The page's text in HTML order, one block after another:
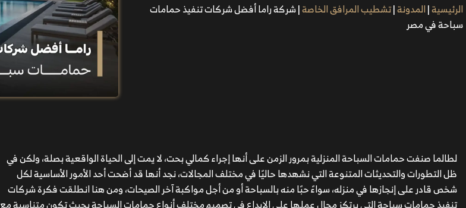
الرئيسية|المدونة|تشطيب المرافق الخاصة|شركة راما أفضل شركات تنفيذ حمامات
سباحة في مصر
لطالما صنفت حمامات السباحة المنزلية بمرور الزمن على أنها إجراء كمالي بحت، لا يمت إلى الحياة الواقعية بصلة، ولكن في
ظل التطورات والتحديثات المتنوعة التي نشهدها حاليًا في مختلف المجالات، نجد أنها قد أضحت أحد الأمور الأساسية لكل
شخص قادر على إنجازها في منزله، سواءً حبًا منه بالسباحة أو من أجل مواكبة آخر الصيحات، ومن هنا انطلقت فكرة شركات
تنفيذ حمامات سباحة التي يرتكز مجال عملها على الإبداع في تصميم مختلف أنواع حمامات السباحة بحيث تكون متناسبة مع